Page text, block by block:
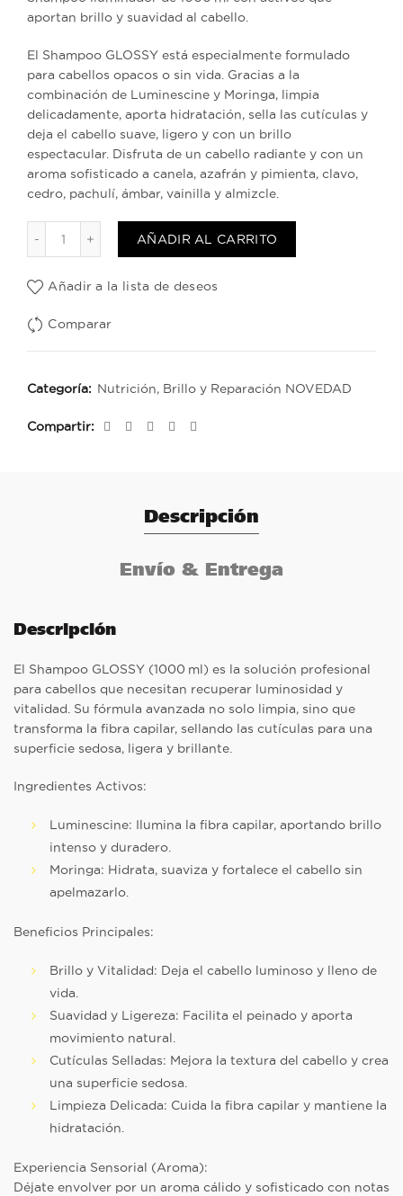
aportan brillo y suavidad al cabello.
El Shampoo GLOSSY está especialmente formulado
para cabellos opacos o sin vida. Gracias a la
combinación de Luminescine y Moringa, limpia
delicadamente, aporta hidratación, sella las cutículas y
deja el cabello suave, ligero y con un brillo
espectacular. Disfruta de un cabello radiante y con un
aroma sofisticado a canela, azafrán y pimienta, clavo,
cedro, pachulí, ámbar, vainilla y almizcle.
Shampoo Brillo GLOSSY 1000 ml cantidad
AÑADIR AL CARRITO
Añadir a la lista de deseos
Comparar
Categoría: Nutrición, Brillo y Reparación NOVEDAD
Compartir
Descripción
Envío & Entrega
Descripción
El Shampoo GLOSSY (1000 ml) es la solución profesional
para cabellos que necesitan recuperar luminosidad y
vitalidad. Su fórmula avanzada no solo limpia, sino que
transforma la fibra capilar, sellando las cutículas para una
superficie sedosa, ligera y brillante.
Ingredientes Activos:
Luminescine: Ilumina la fibra capilar, aportando brillo
intenso y duradero.
Moringa: Hidrata, suaviza y fortalece el cabello sin
apelmazarlo.
Beneficios Principales:
Brillo y Vitalidad: Deja el cabello luminoso y lleno de
vida.
Suavidad y Ligereza: Facilita el peinado y aporta
movimiento natural.
Cutículas Selladas: Mejora la textura del cabello y crea
una superficie sedosa.
Limpieza Delicada: Cuida la fibra capilar y mantiene la
hidratación.
Experiencia Sensorial (Aroma):
Déjate envolver por un aroma cálido y sofisticado con notas